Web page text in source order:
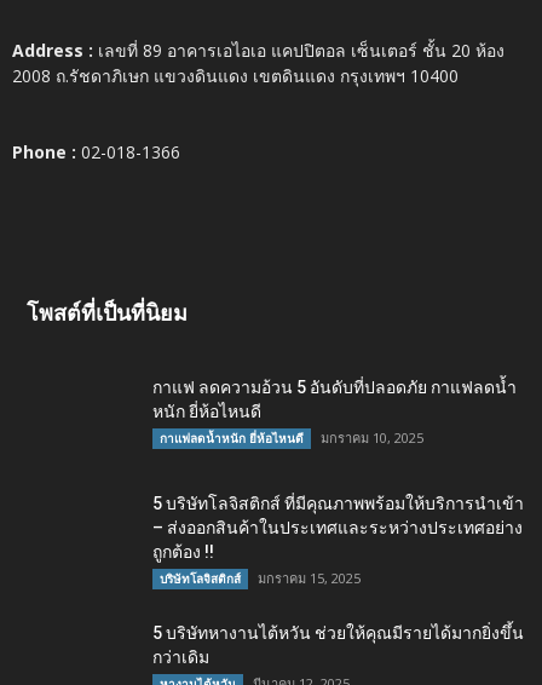
Address : เลขที่ 89 อาคารเอไอเอ แคปปิตอล เซ็นเตอร์ ชั้น 20 ห้อง
2008 ถ.รัชดาภิเษก แขวงดินแดง เขตดินแดง กรุงเทพฯ 10400
Phone : 02-018-1366
โพสต์ที่เป็นที่นิยม
กาแฟ ลดความอ้วน 5 อันดับที่ปลอดภัย กาแฟลดน้ำ
หนัก ยี่ห้อไหนดี
กาแฟลดน้ำหนัก ยี่ห้อไหนดี มกราคม 10, 2025
5 บริษัทโลจิสติกส์ ที่มีคุณภาพพร้อมให้บริการนำเข้า
– ส่งออกสินค้าในประเทศและระหว่างประเทศอย่าง
ถูกต้อง !!
บริษัทโลจิสติกส์ มกราคม 15, 2025
5 บริษัทหางานไต้หวัน ช่วยให้คุณมีรายได้มากยิ่งขึ้น
กว่าเดิม